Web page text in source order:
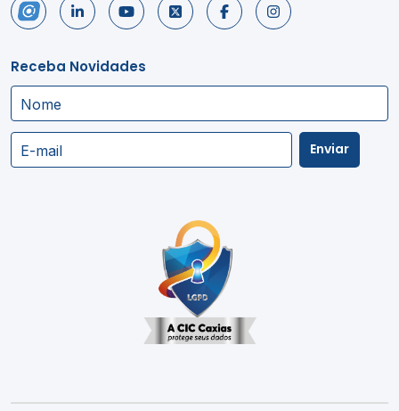
Receba Novidades
Nome
E-mail Enviar